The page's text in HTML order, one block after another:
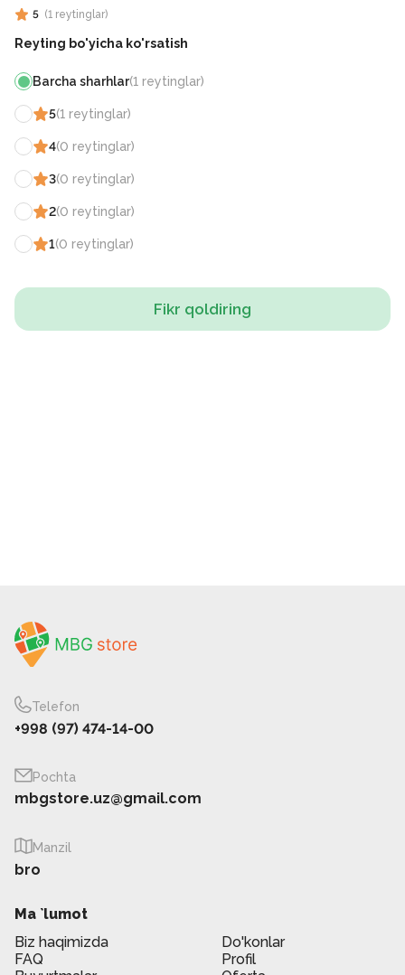
5 (1 reytinglar)
Reyting bo'yicha ko'rsatish
Barcha sharhlar(1 reytinglar)
5(1 reytinglar)
4(0 reytinglar)
3(0 reytinglar)
2(0 reytinglar)
1(0 reytinglar)
Fikr qoldiring
Telefon
+998 (97) 474-14-00
Pochta
mbgstore.uz@gmail.com
Manzil
bro
Ma `lumot
Biz haqimizda
Do'konlar
FAQ
Profil